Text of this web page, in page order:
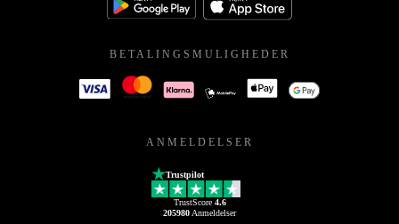
BETALINGSMULIGHEDER
ANMELDELSER
Trustpilot
TrustScore 4.6
205980 Anmeldelser